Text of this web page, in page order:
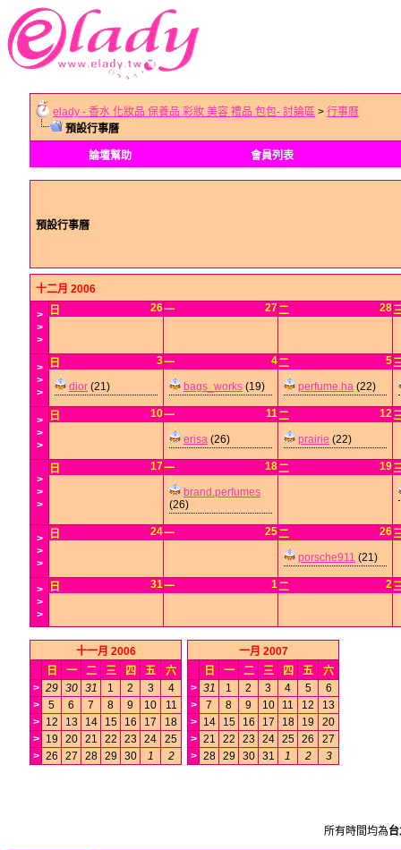
elady - 香水 化妝品 保養品 彩妝 美容 禮品 包包- 討論區 > 行事曆
預設行事曆
論壇幫助 會員列表
預設行事曆
十二月 2006
>
>
>
26
日 27
一 28
二
>
>
>
3
日
dior (21)
4
一
bags_works (19)
5
二
perfume.ha (22)
>
>
>
10
日 11
一
erisa (26)
12
二
prairie (22)
>
>
>
17
日 18
一
brand.perfumes
(26)
19
二
>
>
>
24
日 25
一 26
二
porsche911 (21)
>
>
>
31
日 1
一 2
二
十一月 2006
日
一 二 三 四 五
六
> 29 30 31 1 2 3
4
>
5 6 7 8 9 10
11
>
12 13 14 15 16 17
18
>
19 20 21 22 23 24
25
> 26 27 28 29 30 1 2
一月 2007
日
一 二 三 四 五
六
> 31 1 2 3 4 5
6
>
7 8 9 10 11 12
13
>
14 15 16 17 18 19
20
> 21 22 23 24 25 26
27
> 28 29 30 31 1 2 3
所有時間均為